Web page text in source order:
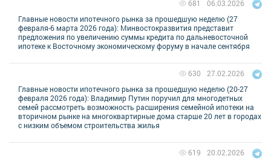
Главные новости ипотечного рынка за прошедшую неделю (27
февраля-6 марта 2026 года): Минвостокразвития представит
предложения по увеличению суммы кредита по дальневосточной
ипотеке к Восточному экономическому форуму в начале сентября
06.03.2026
681
Главные новости ипотечного рынка за прошедшую неделю (20-27
февраля 2026 года): Владимир Путин поручил для многодетных
семей рассмотреть возможность расширения семейной ипотеки на
вторичном рынке на многоквартирные дома старше 20 лет в городах
с низким объемом строительства жилья
27.02.2026
630
20.02.2026
619